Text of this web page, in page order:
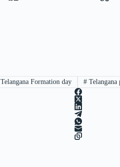
Telangana Formation day # Telangana